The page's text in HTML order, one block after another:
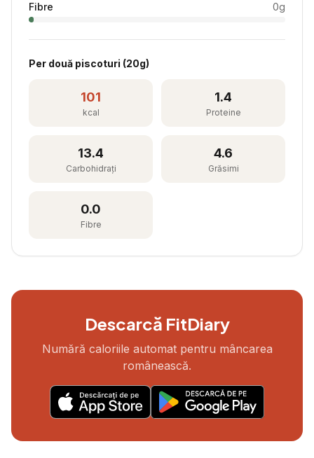
Fibre 0g
Per două piscoturi (20g)
101
kcal
1.4
Proteine
13.4
Carbohidrați
4.6
Grăsimi
0.0
Fibre
Descarcă FitDiary
Numără caloriile automat pentru mâncarea
românească.